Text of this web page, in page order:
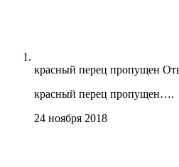
красный перец пропущен
красный перец пропущен….
24 ноября 2018